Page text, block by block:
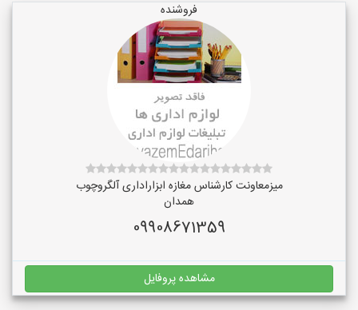
فروشنده
میزمعاونت کارشناس مغازه ابزاراداری آلگروچوب
همدان
09908671359
مشاهده پروفایل